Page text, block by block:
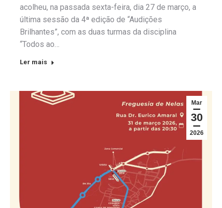
acolheu, na passada sexta-feira, dia 27 de março, a
última sessão da 4ª edição de “Audições
Brilhantes”, com as duas turmas da disciplina
“Todos ao…
Ler mais
Mar
30
2026